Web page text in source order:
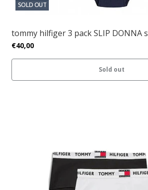
SOLD OUT
tommy hilfiger 3 pack SLIP DONNA s
€40,00
Sold out